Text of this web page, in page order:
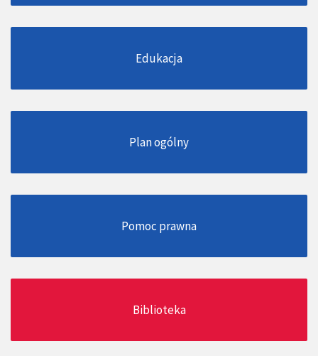
Edukacja
Plan ogólny
Pomoc prawna
Biblioteka